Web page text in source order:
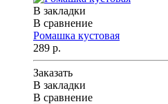
В закладки
В сравнение
Ромашка кустовая
289 р.
Заказать
В закладки
В сравнение